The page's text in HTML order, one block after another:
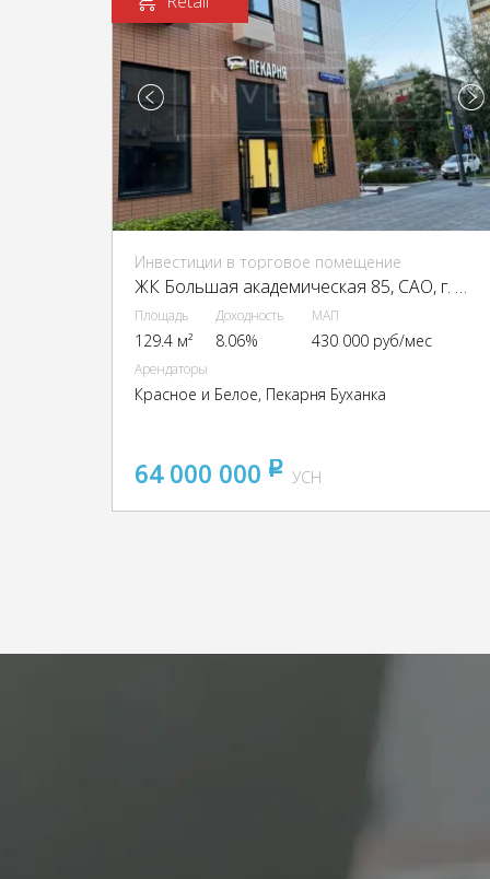
Инвестиции в торговое помещение
ЖК Большая академическая 85, CАО, г. Москва, 1-й Нижнелихоборский пр-д, 1
Площадь
129.4 м²
Доходность
8.06%
МАП
430 000 руб/мес
Арендаторы
Красное и Белое, Пекарня Буханка
64 000 000 pуб
УСН